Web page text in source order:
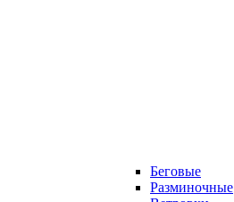
Беговые
Разминочные